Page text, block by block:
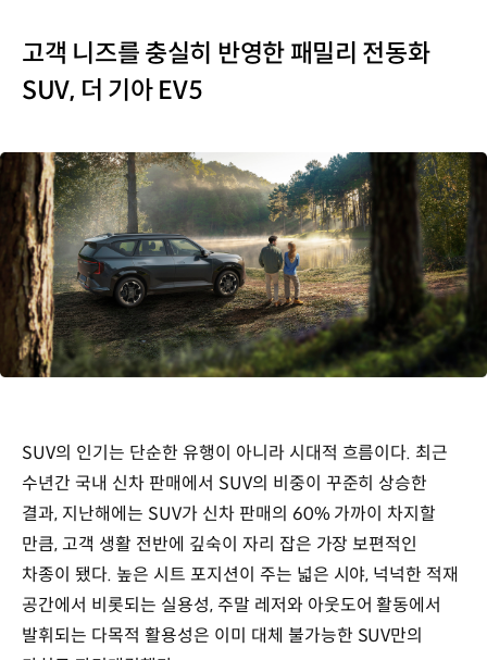
고객 니즈를 충실히 반영한 패밀리 전동화
SUV, 더 기아 EV5
SUV의 인기는 단순한 유행이 아니라 시대적 흐름이다. 최근
수년간 국내 신차 판매에서 SUV의 비중이 꾸준히 상승한
결과, 지난해에는 SUV가 신차 판매의 60% 가까이 차지할
만큼, 고객 생활 전반에 깊숙이 자리 잡은 가장 보편적인
차종이 됐다. 높은 시트 포지션이 주는 넓은 시야, 넉넉한 적재
공간에서 비롯되는 실용성, 주말 레저와 아웃도어 활동에서
발휘되는 다목적 활용성은 이미 대체 불가능한 SUV만의